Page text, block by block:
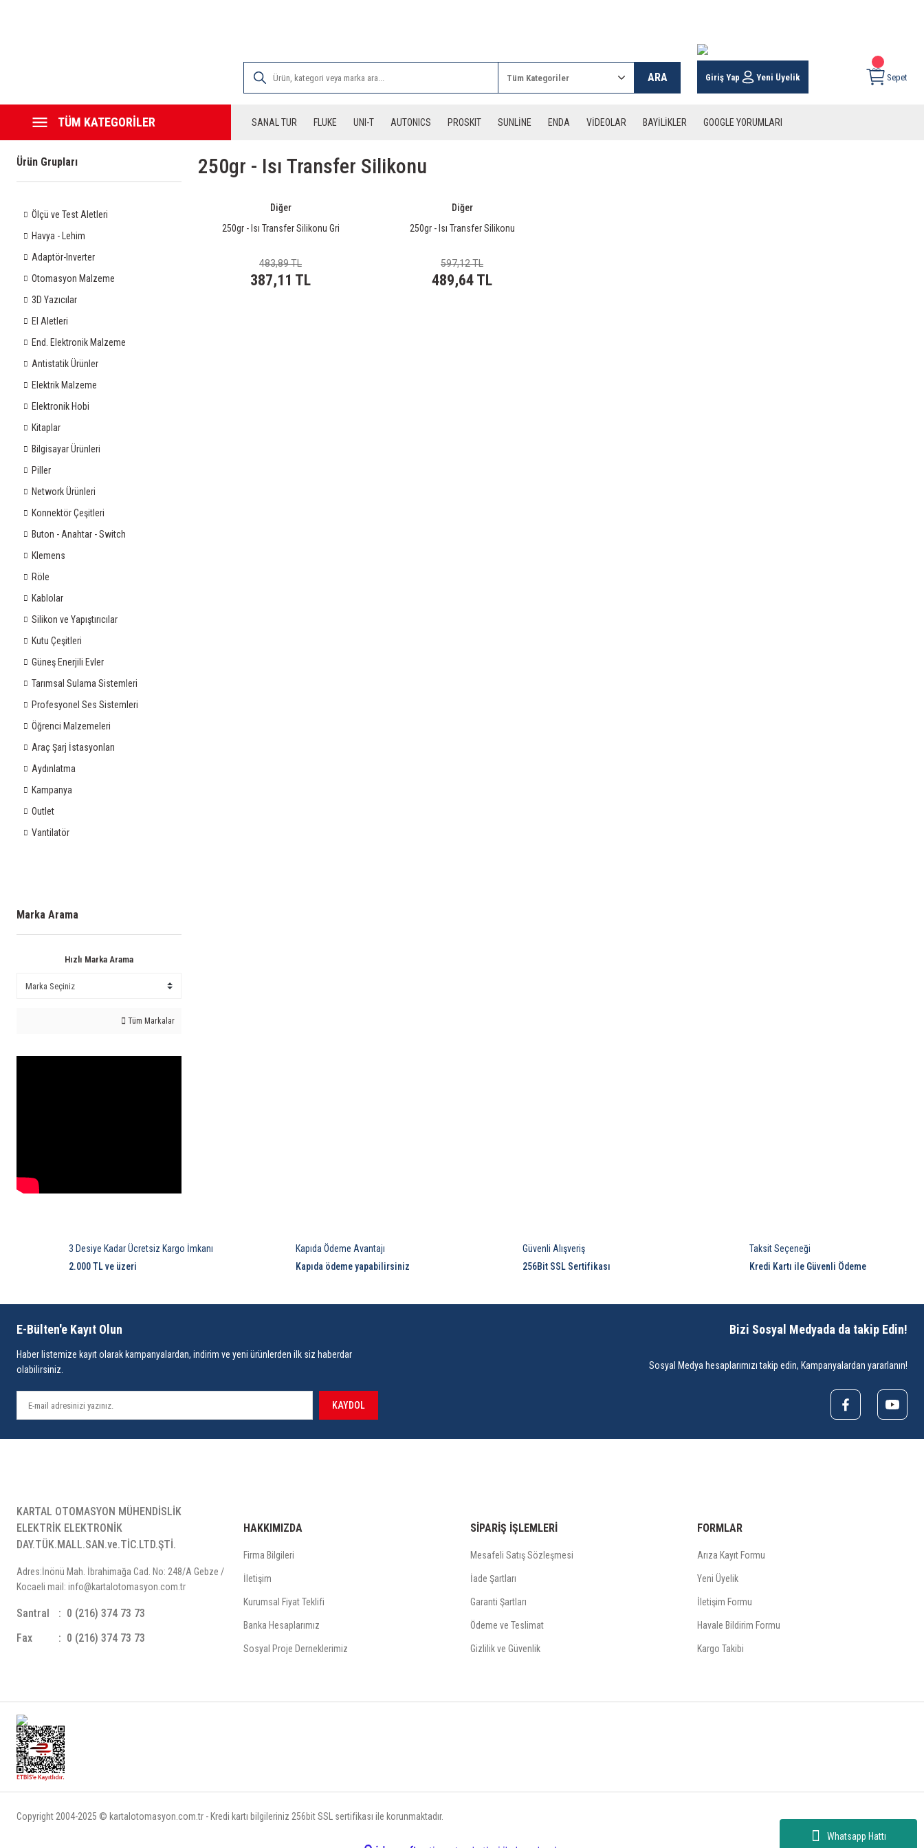
Whatsapp Hattı
ARA Giriş Yap Yeni Üyelik Sepet
TÜM KATEGORİLER SANAL TUR FLUKE UNI-T AUTONICS PROSKIT SUNLİNE ENDA VİDEOLAR BAYİLİKLER GOOGLE YORUMLARI
Ürün Grupları
Ölçü ve Test Aletleri
Havya - Lehim
Adaptör-Inverter
Otomasyon Malzeme
3D Yazıcılar
El Aletleri
End. Elektronik Malzeme
Antistatik Ürünler
Elektrik Malzeme
Elektronik Hobi
Kitaplar
Bilgisayar Ürünleri
Piller
Network Ürünleri
Konnektör Çeşitleri
Buton - Anahtar - Switch
Klemens
Röle
Kablolar
Silikon ve Yapıştırıcılar
Kutu Çeşitleri
Güneş Enerjili Evler
Tarımsal Sulama Sistemleri
Profesyonel Ses Sistemleri
Öğrenci Malzemeleri
Araç Şarj İstasyonları
Aydınlatma
Kampanya
Outlet
Vantilatör
Marka Arama
Hızlı Marka Arama
Tüm Markalar
250gr - Isı Transfer Silikonu
Diğer
250gr - Isı Transfer Silikonu Gri
483,89 TL
387,11 TL
Diğer
250gr - Isı Transfer Silikonu
597,12 TL
489,64 TL
3 Desiye Kadar Ücretsiz Kargo İmkanı
2.000 TL ve üzeri
Kapıda Ödeme Avantajı
Kapıda ödeme yapabilirsiniz
Güvenli Alışveriş
256Bit SSL Sertifikası
Taksit Seçeneği
Kredi Kartı ile Güvenli Ödeme
E-Bülten'e Kayıt Olun
Haber listemize kayıt olarak kampanyalardan, indirim ve yeni ürünlerden ilk siz haberdar
olabilirsiniz.
KAYDOL
Bizi Sosyal Medyada da takip Edin!
Sosyal Medya hesaplarımızı takip edin, Kampanyalardan yararlanın!
KARTAL OTOMASYON MÜHENDİSLİK
ELEKTRİK ELEKTRONİK
DAY.TÜK.MALL.SAN.ve.TİC.LTD.ŞTİ.
Adres:İnönü Mah. İbrahimağa Cad. No: 248/A Gebze /
Kocaeli mail: info@kartalotomasyon.com.tr
Santral
0 (216) 374 73 73
Fax
0 (216) 374 73 73
HAKKIMIZDA
Firma Bilgileri
İletişim
Kurumsal Fiyat Teklifi
Banka Hesaplarımız
Sosyal Proje Derneklerimiz
SİPARİŞ İŞLEMLERİ
Mesafeli Satış Sözleşmesi
İade Şartları
Garanti Şartları
Ödeme ve Teslimat
Gizlilik ve Güvenlik
FORMLAR
Arıza Kayıt Formu
Yeni Üyelik
İletişim Formu
Havale Bildirim Formu
Kargo Takibi
Copyright 2004-2025 © kartalotomasyon.com.tr - Kredi kartı bilgileriniz 256bit SSL sertifikası ile korunmaktadır.